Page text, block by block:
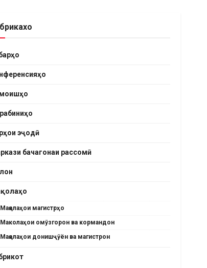
эҷодӣ
бачагонаи рассомӣ
Мақолаҳои магистрҳо
Маколаҳои омӯзгорон ва кормандон
Мақолаҳои донишҷӯён ва магистрон